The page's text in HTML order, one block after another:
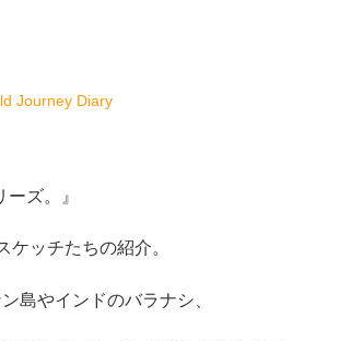
Journey Diary
ーズ。』
ケッチたちの紹介。
島やインドのバラナシ、